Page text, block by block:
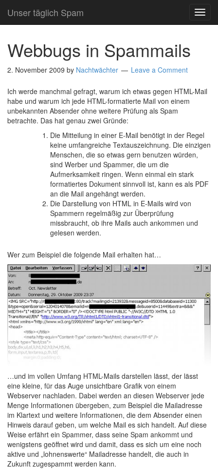
Unser täglich Spam
Webbugs in Spammails
2. November 2009 by Nachtwächter Leave a Comment
Ich werde manchmal gefragt, warum ich etwas gegen HTML-Mail
habe und warum ich jede HTML-formatierte Mail von einem
unbekannten Absender ohne weitere Prüfung als Spam
betrachte. Das hat genau zwei Gründe:
Die Mitteilung in einer E-Mail benötigt in der Regel
keine umfangreiche Textauszeichnung. Die einzigen
Menschen, die so etwas gern benutzen würden,
sind Werber und Spammer, die um die
Aufmerksamkeit ringen. Wenn einmal ein stark
formatiertes Dokument sinnvoll ist, kann es als PDF
an die Mail angehängt werden.
Die Darstellung von HTML in E-Mails wird von
Spammern regelmäßig zur Überprüfung
missbraucht, ob ihre Mails auch ankommen und
gelesen werden.
Wer zum Beispiel die folgende Mail erhalten hat…
…und im vollen Umfang HTML-Mails darstellen lässt, der lässt
eine kleine, für das Auge unsichtbare Grafik von einem
Webserver nachladen. Dabei werden an diesen Webserver jede
Menge Informationen übergeben, zum Beispiel die Mailadresse
im Klartext und weitere Informationen, die dem Absender einen
Hinweis darauf geben, um welche Mail es sich handelt. Auf diese
Weise erfährt ein Spammer, dass seine Spam ankommt und
wenigstens geöffnet wird und damit, dass es sich um eine noch
aktive und „lohnenswerte“ Mailadresse handelt, die auch in
Zukunft zugespammt werden kann.